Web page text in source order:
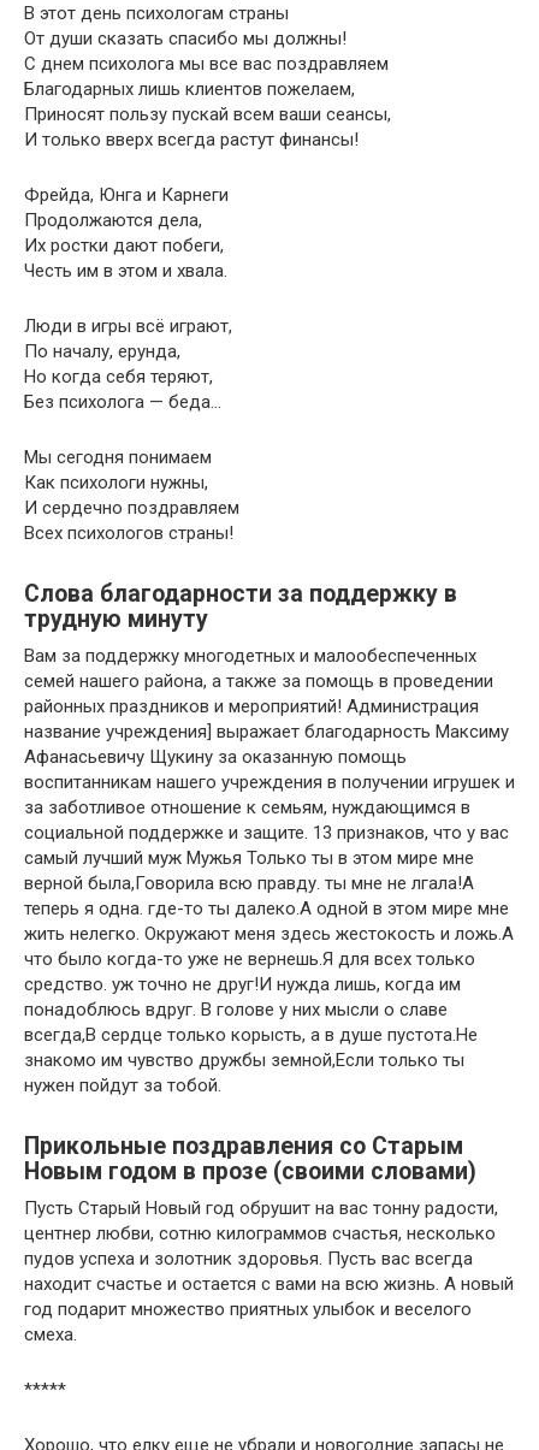
В этот день психологам страны
От души сказать спасибо мы должны!
С днем психолога мы все вас поздравляем
Благодарных лишь клиентов пожелаем,
Приносят пользу пускай всем ваши сеансы,
И только вверх всегда растут финансы!
Фрейда, Юнга и Карнеги
Продолжаются дела,
Их ростки дают побеги,
Честь им в этом и хвала.
Люди в игры всё играют,
По началу, ерунда,
Но когда себя теряют,
Без психолога — беда…
Мы сегодня понимаем
Как психологи нужны,
И сердечно поздравляем
Всех психологов страны!
Слова благодарности за поддержку в
трудную минуту
Вам за поддержку многодетных и малообеспеченных
семей нашего района, а также за помощь в проведении
районных праздников и мероприятий! Администрация
название учреждения] выражает благодарность Максиму
Афанасьевичу Щукину за оказанную помощь
воспитанникам нашего учреждения в получении игрушек и
за заботливое отношение к семьям, нуждающимся в
социальной поддержке и защите. 13 признаков, что у вас
самый лучший муж Мужья Только ты в этом мире мне
верной была,Говорила всю правду. ты мне не лгала!А
теперь я одна. где-то ты далеко.А одной в этом мире мне
жить нелегко. Окружают меня здесь жестокость и ложь.А
что было когда-то уже не вернешь.Я для всех только
средство. уж точно не друг!И нужда лишь, когда им
понадоблюсь вдруг. В голове у них мысли о славе
всегда,В сердце только корысть, а в душе пустота.Не
знакомо им чувство дружбы земной,Если только ты
нужен пойдут за тобой.
Прикольные поздравления со Старым
Новым годом в прозе (своими словами)
Пусть Старый Новый год обрушит на вас тонну радости,
центнер любви, сотню килограммов счастья, несколько
пудов успеха и золотник здоровья. Пусть вас всегда
находит счастье и остается с вами на всю жизнь. А новый
год подарит множество приятных улыбок и веселого
смеха.
*****
Хорошо, что елку еще не убрали и новогодние запасы не